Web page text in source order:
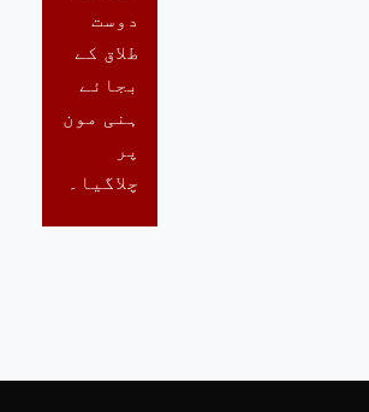
دوست
طلاق کے
بجائے
ہنی مون
پر
چلاگیا۔